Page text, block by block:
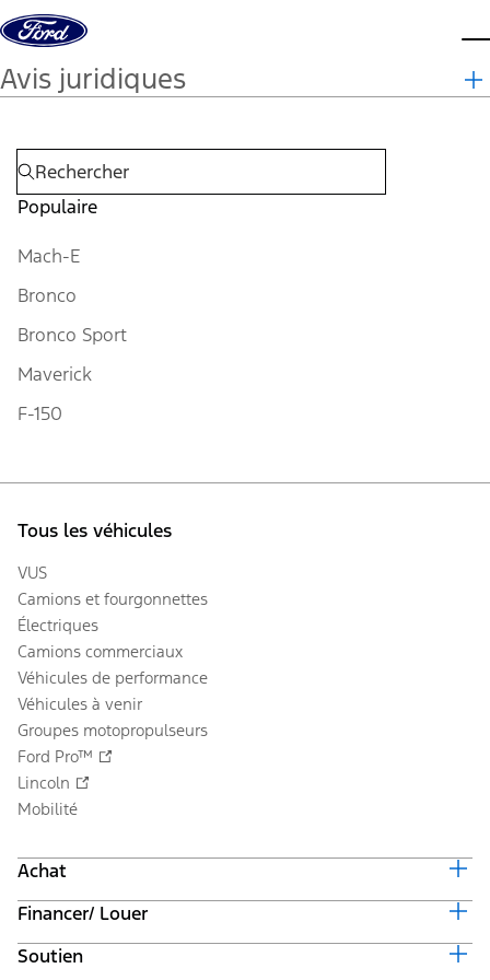
Aller au contenu
Avis juridiques
Populaire
Mach-E
Bronco
Bronco Sport
Maverick
F-150
Tous les véhicules
VUS
Camions et fourgonnettes
Électriques
Camions commerciaux
Véhicules de performance
Véhicules à venir
Groupes motopropulseurs
Ford Pro™
Lincoln
Mobilité
Achat
Équiper et obtenir un prix
Offres en cours
Suivi de commande automobile
Financer/ Louer
Valeur du véhicule d'échange
Soutien